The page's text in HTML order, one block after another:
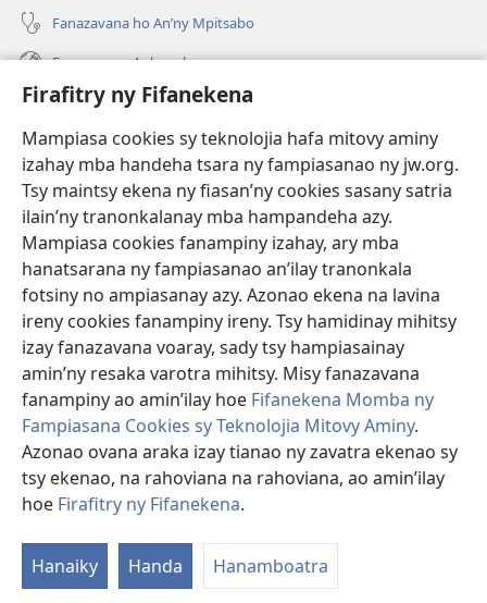
Firafitry ny Fifanekena
Mampiasa cookies sy teknolojia hafa mitovy aminy
izahay mba handeha tsara ny fampiasanao ny jw.org.
Tsy maintsy ekena ny fiasan’ny cookies sasany satria
ilain’ny tranonkalanay mba hampandeha azy.
Mampiasa cookies fanampiny izahay, ary mba
hanatsarana ny fampiasanao an’ilay tranonkala
fotsiny no ampiasanay azy. Azonao ekena na lavina
ireny cookies fanampiny ireny. Tsy hamidinay mihitsy
izay fanazavana voaray, sady tsy hampiasainay
amin’ny resaka varotra mihitsy. Misy fanazavana
fanampiny ao amin’ilay hoe Fifanekena Momba ny
Fampiasana Cookies sy Teknolojia Mitovy Aminy.
Azonao ovana araka izay tianao ny zavatra ekenao sy
tsy ekenao, na rahoviana na rahoviana, ao amin’ilay
hoe Firafitry ny Fifanekena.
Hanaiky Handa Hanamboatra
Fanazavana ho An’ny Mpitsabo
Fanazavana Ankapobeny
Fanampiana
Fanomezana
(manokatra
rohy)
FITEHIRIZAM-BOKIN’NY Vavolombelon’i Jehovah
(manokatra
rohy)
JW Hub
(manokatra
rohy)
JW Library
Watchtower Library ®
Copyright© 2026 Watch Tower Bible and Tract Society of Pennsylvania.
FIFANEKENA| FIFANEKENA MOMBA NY TSIAMBARATELO
NY FIFANEKENA